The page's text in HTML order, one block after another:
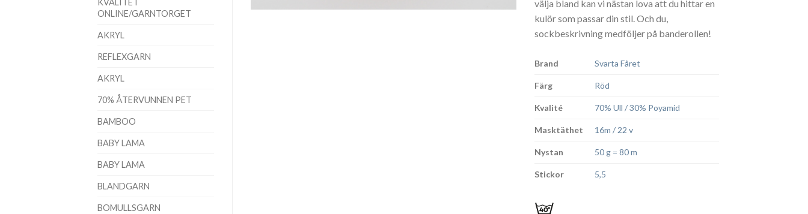
ONLINE/GARNTORGET
AKRYL
REFLEXGARN
AKRYL
70% ÅTERVUNNEN PET
BAMBOO
BABY LAMA
BABY LAMA
BLANDGARN
BOMULLSGARN
välja bland kan vi nästan lova att du hittar en
kulör som passar din stil. Och du,
sockbeskrivning medföljer på banderollen!
Brand Svarta Fåret
Färg Röd
Kvalité 70% Ull / 30% Poyamid
Masktäthet 16m / 22 v
Nystan 50 g = 80 m
Stickor 5,5